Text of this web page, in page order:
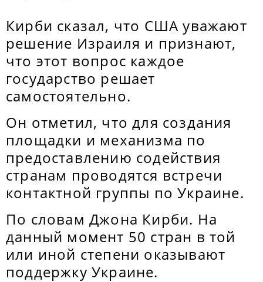
Кирби сказал, что США уважают
решение Израиля и признают,
что этот вопрос каждое
государство решает
самостоятельно.
Он отметил, что для создания
площадки и механизма по
предоставлению содействия
странам проводятся встречи
контактной группы по Украине.
По словам Джона Кирби. На
данный момент 50 стран в той
или иной степени оказывают
поддержку Украине.